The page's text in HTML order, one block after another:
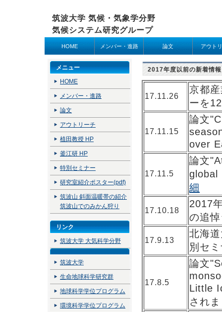
筑波大学 気候・気象学分野
気候システム研究グループ
HOME メンバー・進路 論文 アウト
2017年度以前の新着情報
17.11.26
京都
ーを
17.11.15
論文
over
17.11.5
論文
global
細
17.10.18
2017
の追
17.9.13
北海
別セ
17.8.5
論文
Little
され
メニュー
HOME
メンバー・進路
論文
アウトリーチ
植田教授 HP
釜江研 HP
特別セミナー
研究室紹介ポスター(pdf)
筑波山 斜面温暖帯の紹介
筑波山でのみかん狩り
リンク
筑波大学 大気科学分野
筑波大学
生命地球科学研究群
地球科学学位プログラム
環境科学学位プログラム